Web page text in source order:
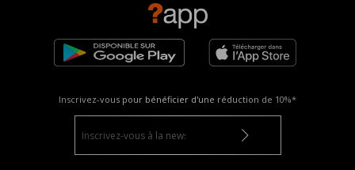
Inscrivez-vous pour bénéficier d'une réduction de 10%*